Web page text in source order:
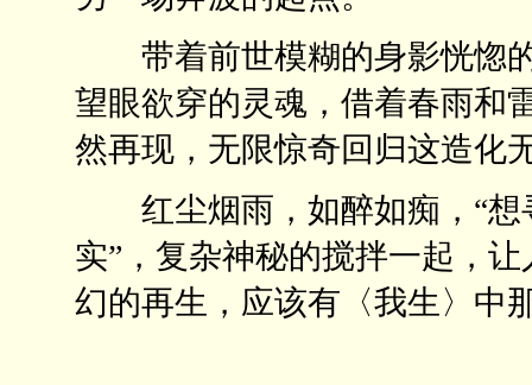
带着前世模糊的身影恍惚的
望眼欲穿的灵魂，借着春雨和
然再现，无限惊奇回归这
红尘烟雨，如醉如痴，“想
实”，复杂神秘的搅拌一起，
幻的再生，应该有〈我生〉中